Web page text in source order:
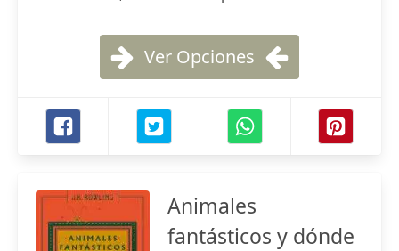
Ver Opciones
Animales
fantásticos y dónde